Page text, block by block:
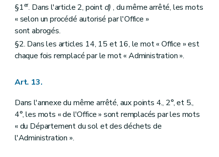
§1er. Dans l'article 2, pointd) , du même arrêté, les mots
« selon un procédé autorisé par l'Office »
sont abrogés.
§2. Dans les articles 14, 15 et 16, le mot « Office » est
chaque fois remplacé par le mot « Administration ».
Art. 13.
Dans l'annexe du même arrêté, aux points 4., 2°, et 5.,
4°, les mots « de l'Office » sont remplacés par les mots
« du Département du sol et des déchets de
l'Administration ».